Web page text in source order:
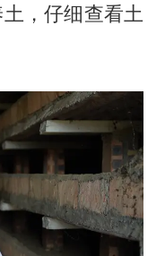
，仔细查看土